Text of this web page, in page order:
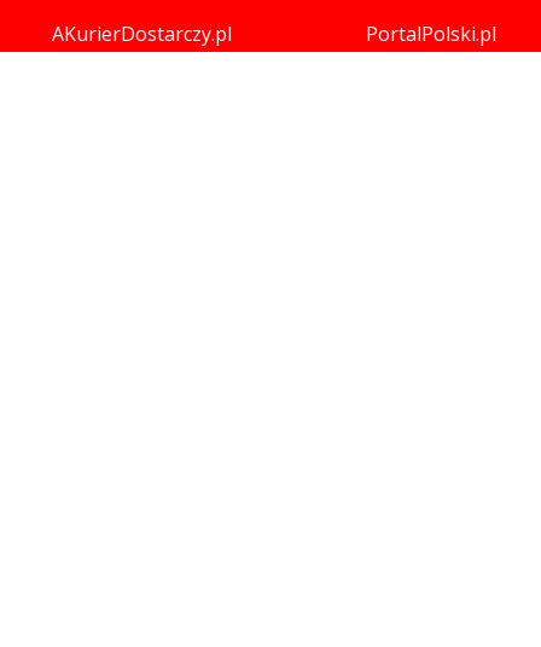
AKurierDostarczy.pl PortalPolski.pl